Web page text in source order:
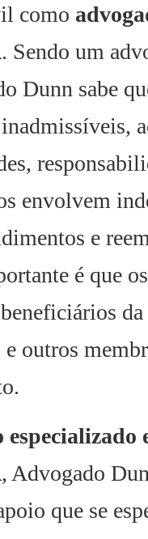
como
. Sendo um
Dunn sabe
envolvem
e
é que
outros
, Advogado
que se